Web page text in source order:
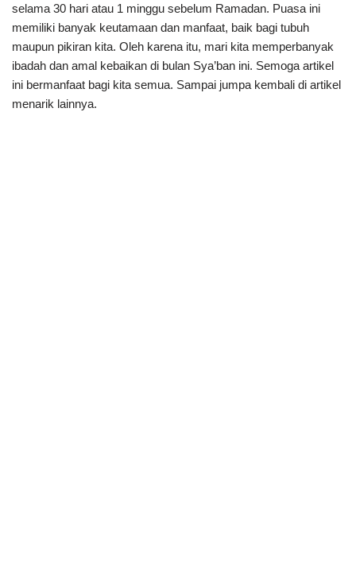
selama 30 hari atau 1 minggu sebelum Ramadan. Puasa ini
memiliki banyak keutamaan dan manfaat, baik bagi tubuh
maupun pikiran kita. Oleh karena itu, mari kita memperbanyak
ibadah dan amal kebaikan di bulan Sya’ban ini. Semoga artikel
ini bermanfaat bagi kita semua. Sampai jumpa kembali di artikel
menarik lainnya.